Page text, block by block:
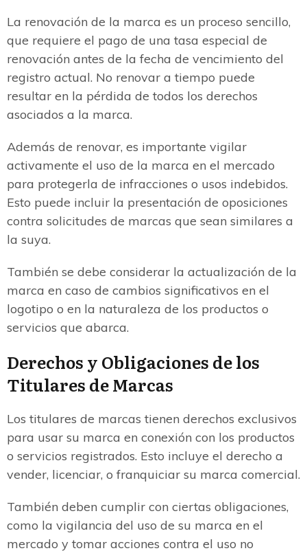
La renovación de la marca es un proceso sencillo,
que requiere el pago de una tasa especial de
renovación antes de la fecha de vencimiento del
registro actual. No renovar a tiempo puede
resultar en la pérdida de todos los derechos
asociados a la marca.
Además de renovar, es importante vigilar
activamente el uso de la marca en el mercado
para protegerla de infracciones o usos indebidos.
Esto puede incluir la presentación de oposiciones
contra solicitudes de marcas que sean similares a
la suya.
También se debe considerar la actualización de la
marca en caso de cambios significativos en el
logotipo o en la naturaleza de los productos o
servicios que abarca.
Derechos y Obligaciones de los
Titulares de Marcas
Los titulares de marcas tienen derechos exclusivos
para usar su marca en conexión con los productos
o servicios registrados. Esto incluye el derecho a
vender, licenciar, o franquiciar su marca comercial.
También deben cumplir con ciertas obligaciones,
como la vigilancia del uso de su marca en el
mercado y tomar acciones contra el uso no